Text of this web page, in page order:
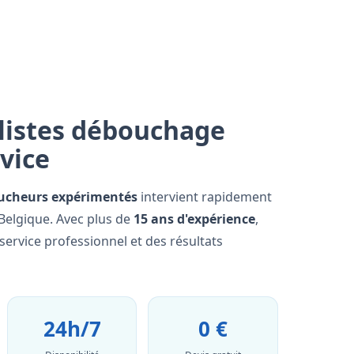
débouchage
expérimentés intervient rapidement
Avec plus de 15 ans d'expérience,
professionnel et des résultats
24h/7 0 €